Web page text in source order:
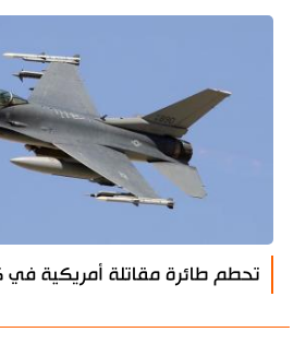
تحطم طائرة مقاتلة أمريكية في